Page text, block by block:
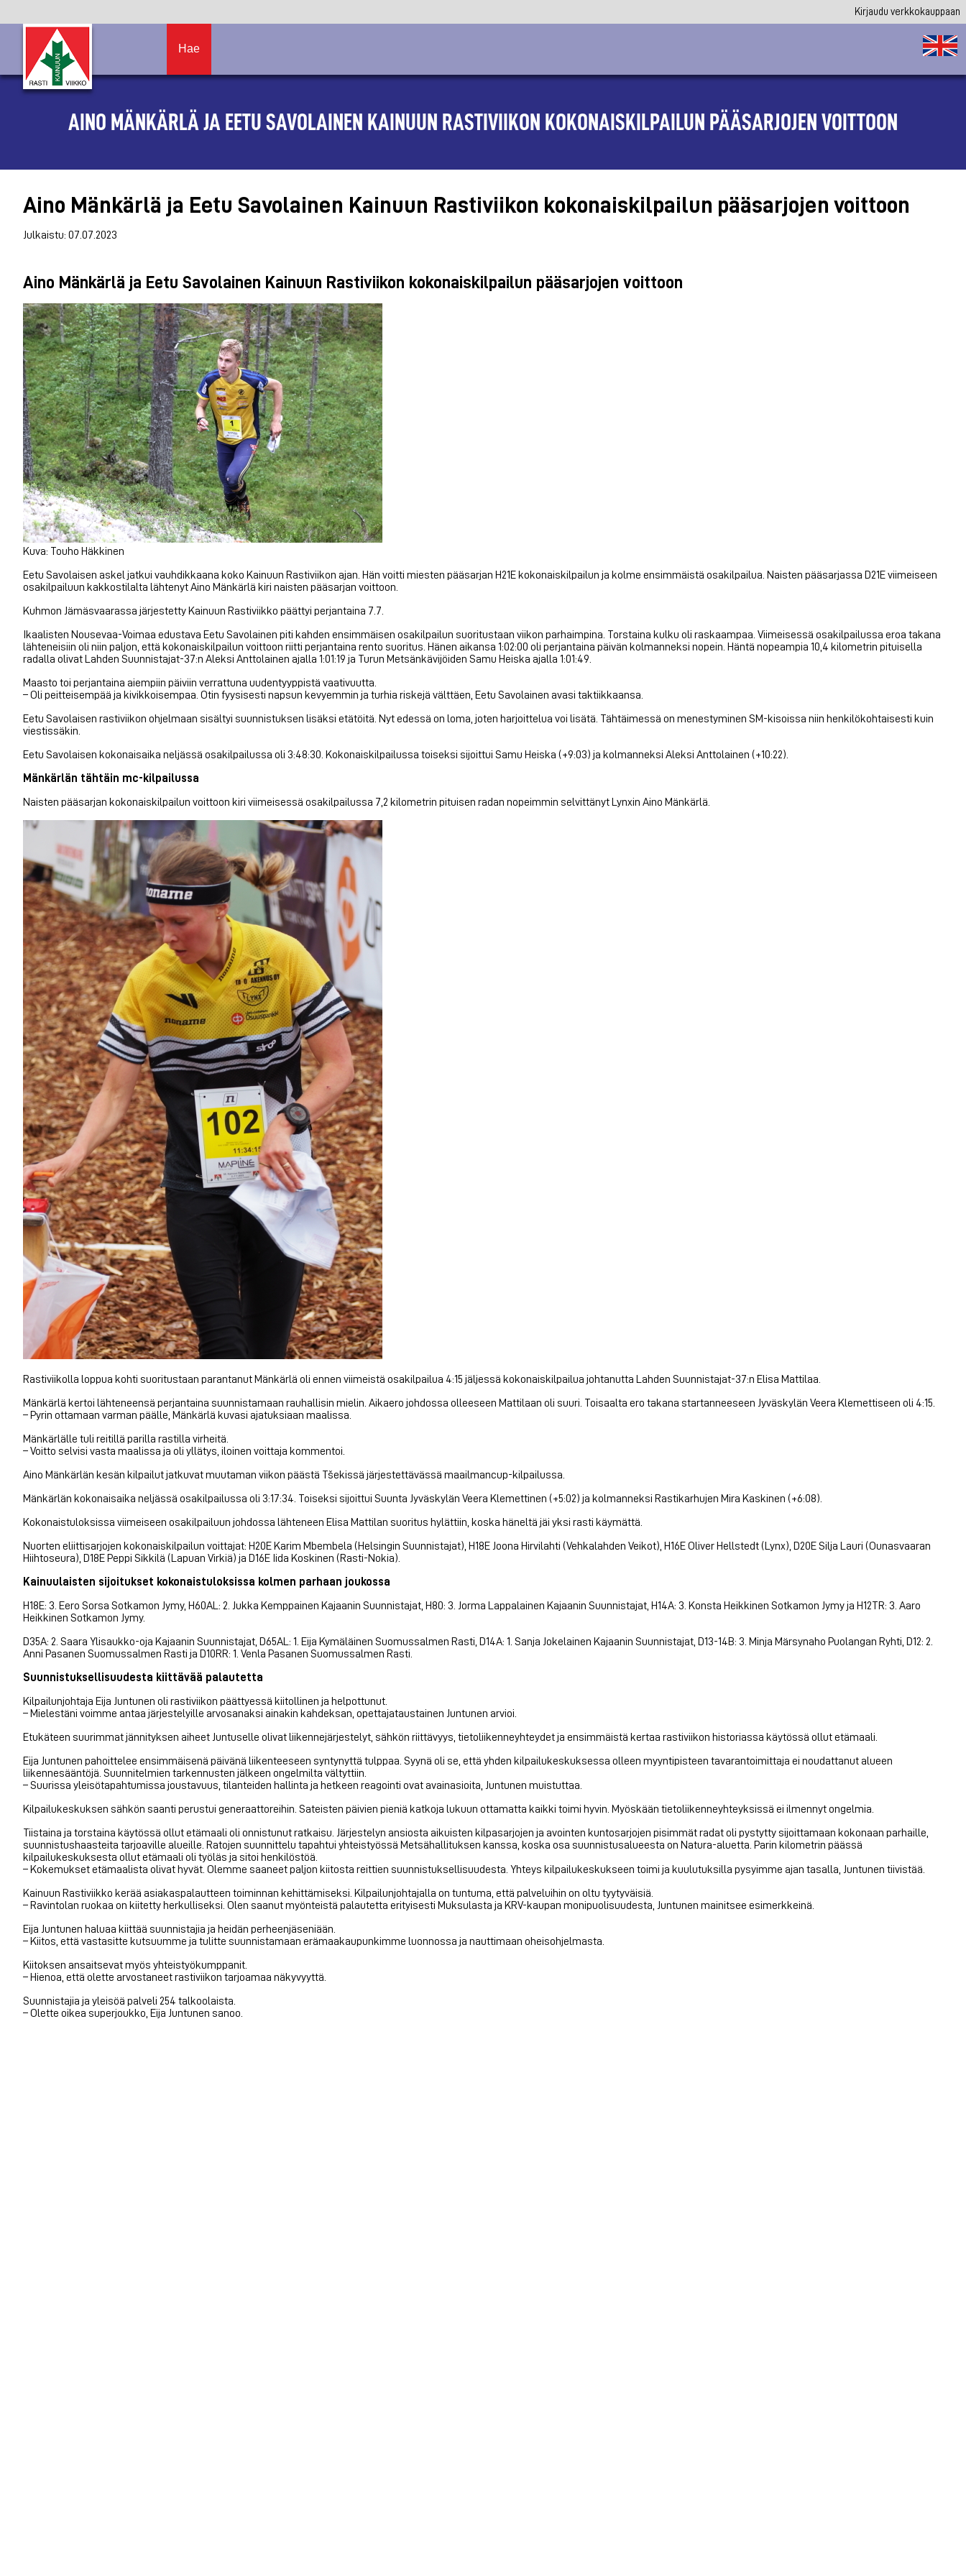
Kirjaudu verkkokauppaan
Hae
AINO MÄNKÄRLÄ JA EETU SAVOLAINEN KAINUUN RASTIVIIKON KOKONAISKILPAILUN PÄÄSARJOJEN VOITTOON
Aino Mänkärlä ja Eetu Savolainen Kainuun Rastiviikon kokonaiskilpailun pääsarjojen voittoon
Julkaistu: 07.07.2023
Aino Mänkärlä ja Eetu Savolainen Kainuun Rastiviikon kokonaiskilpailun pääsarjojen voittoon
Kuva: Touho Häkkinen
Eetu Savolaisen askel jatkui vauhdikkaana koko Kainuun Rastiviikon ajan. Hän voitti miesten pääsarjan H21E kokonaiskilpailun ja kolme ensimmäistä osakilpailua. Naisten pääsarjassa D21E viimeiseen
osakilpailuun kakkostilalta lähtenyt Aino Mänkärlä kiri naisten pääsarjan voittoon.
Kuhmon Jämäsvaarassa järjestetty Kainuun Rastiviikko päättyi perjantaina 7.7.
Ikaalisten Nousevaa-Voimaa edustava Eetu Savolainen piti kahden ensimmäisen osakilpailun suoritustaan viikon parhaimpina. Torstaina kulku oli raskaampaa. Viimeisessä osakilpailussa eroa takana
lähteneisiin oli niin paljon, että kokonaiskilpailun voittoon riitti perjantaina rento suoritus. Hänen aikansa 1:02:00 oli perjantaina päivän kolmanneksi nopein. Häntä nopeampia 10,4 kilometrin pituisella
radalla olivat Lahden Suunnistajat-37:n Aleksi Anttolainen ajalla 1:01:19 ja Turun Metsänkävijöiden Samu Heiska ajalla 1:01:49.
Maasto toi perjantaina aiempiin päiviin verrattuna uudentyyppistä vaativuutta.
– Oli peitteisempää ja kivikkoisempaa. Otin fyysisesti napsun kevyemmin ja turhia riskejä välttäen, Eetu Savolainen avasi taktiikkaansa.
Eetu Savolaisen rastiviikon ohjelmaan sisältyi suunnistuksen lisäksi etätöitä. Nyt edessä on loma, joten harjoittelua voi lisätä. Tähtäimessä on menestyminen SM-kisoissa niin henkilökohtaisesti kuin
viestissäkin.
Eetu Savolaisen kokonaisaika neljässä osakilpailussa oli 3:48:30. Kokonaiskilpailussa toiseksi sijoittui Samu Heiska (+9:03) ja kolmanneksi Aleksi Anttolainen (+10:22).
Mänkärlän tähtäin mc-kilpailussa
Naisten pääsarjan kokonaiskilpailun voittoon kiri viimeisessä osakilpailussa 7,2 kilometrin pituisen radan nopeimmin selvittänyt Lynxin Aino Mänkärlä.
Rastiviikolla loppua kohti suoritustaan parantanut Mänkärlä oli ennen viimeistä osakilpailua 4:15 jäljessä kokonaiskilpailua johtanutta Lahden Suunnistajat-37:n Elisa Mattilaa.
Mänkärlä kertoi lähteneensä perjantaina suunnistamaan rauhallisin mielin. Aikaero johdossa olleeseen Mattilaan oli suuri. Toisaalta ero takana startanneeseen Jyväskylän Veera Klemettiseen oli 4:15.
– Pyrin ottamaan varman päälle, Mänkärlä kuvasi ajatuksiaan maalissa.
Mänkärlälle tuli reitillä parilla rastilla virheitä.
– Voitto selvisi vasta maalissa ja oli yllätys, iloinen voittaja kommentoi.
Aino Mänkärlän kesän kilpailut jatkuvat muutaman viikon päästä Tšekissä järjestettävässä maailmancup-kilpailussa.
Mänkärlän kokonaisaika neljässä osakilpailussa oli 3:17:34. Toiseksi sijoittui Suunta Jyväskylän Veera Klemettinen (+5:02) ja kolmanneksi Rastikarhujen Mira Kaskinen (+6:08).
Kokonaistuloksissa viimeiseen osakilpailuun johdossa lähteneen Elisa Mattilan suoritus hylättiin, koska häneltä jäi yksi rasti käymättä.
Nuorten eliittisarjojen kokonaiskilpailun voittajat: H20E Karim Mbembela (Helsingin Suunnistajat), H18E Joona Hirvilahti (Vehkalahden Veikot), H16E Oliver Hellstedt (Lynx), D20E Silja Lauri (Ounasvaaran
Hiihtoseura), D18E Peppi Sikkilä (Lapuan Virkiä) ja D16E Iida Koskinen (Rasti-Nokia).
Kainuulaisten sijoitukset kokonaistuloksissa kolmen parhaan joukossa
H18E: 3. Eero Sorsa Sotkamon Jymy, H60AL: 2. Jukka Kemppainen Kajaanin Suunnistajat, H80: 3. Jorma Lappalainen Kajaanin Suunnistajat, H14A: 3. Konsta Heikkinen Sotkamon Jymy ja H12TR: 3. Aaro
Heikkinen Sotkamon Jymy.
D35A: 2. Saara Ylisaukko-oja Kajaanin Suunnistajat, D65AL: 1. Eija Kymäläinen Suomussalmen Rasti, D14A: 1. Sanja Jokelainen Kajaanin Suunnistajat, D13-14B: 3. Minja Märsynaho Puolangan Ryhti, D12: 2.
Anni Pasanen Suomussalmen Rasti ja D10RR: 1. Venla Pasanen Suomussalmen Rasti.
Suunnistuksellisuudesta kiittävää palautetta
Kilpailunjohtaja Eija Juntunen oli rastiviikon päättyessä kiitollinen ja helpottunut.
– Mielestäni voimme antaa järjestelyille arvosanaksi ainakin kahdeksan, opettajataustainen Juntunen arvioi.
Etukäteen suurimmat jännityksen aiheet Juntuselle olivat liikennejärjestelyt, sähkön riittävyys, tietoliikenneyhteydet ja ensimmäistä kertaa rastiviikon historiassa käytössä ollut etämaali.
Eija Juntunen pahoittelee ensimmäisenä päivänä liikenteeseen syntynyttä tulppaa. Syynä oli se, että yhden kilpailukeskuksessa olleen myyntipisteen tavarantoimittaja ei noudattanut alueen
liikennesääntöjä. Suunnitelmien tarkennusten jälkeen ongelmilta vältyttiin.
– Suurissa yleisötapahtumissa joustavuus, tilanteiden hallinta ja hetkeen reagointi ovat avainasioita, Juntunen muistuttaa.
Kilpailukeskuksen sähkön saanti perustui generaattoreihin. Sateisten päivien pieniä katkoja lukuun ottamatta kaikki toimi hyvin. Myöskään tietoliikenneyhteyksissä ei ilmennyt ongelmia.
Tiistaina ja torstaina käytössä ollut etämaali oli onnistunut ratkaisu. Järjestelyn ansiosta aikuisten kilpasarjojen ja avointen kuntosarjojen pisimmät radat oli pystytty sijoittamaan kokonaan parhaille,
suunnistushaasteita tarjoaville alueille. Ratojen suunnittelu tapahtui yhteistyössä Metsähallituksen kanssa, koska osa suunnistusalueesta on Natura-aluetta. Parin kilometrin päässä
kilpailukeskuksesta ollut etämaali oli työläs ja sitoi henkilöstöä.
– Kokemukset etämaalista olivat hyvät. Olemme saaneet paljon kiitosta reittien suunnistuksellisuudesta. Yhteys kilpailukeskukseen toimi ja kuulutuksilla pysyimme ajan tasalla, Juntunen tiivistää.
Kainuun Rastiviikko kerää asiakaspalautteen toiminnan kehittämiseksi. Kilpailunjohtajalla on tuntuma, että palveluihin on oltu tyytyväisiä.
– Ravintolan ruokaa on kiitetty herkulliseksi. Olen saanut myönteistä palautetta erityisesti Muksulasta ja KRV-kaupan monipuolisuudesta, Juntunen mainitsee esimerkkeinä.
Eija Juntunen haluaa kiittää suunnistajia ja heidän perheenjäseniään.
– Kiitos, että vastasitte kutsuumme ja tulitte suunnistamaan erämaakaupunkimme luonnossa ja nauttimaan oheisohjelmasta.
Kiitoksen ansaitsevat myös yhteistyökumppanit.
– Hienoa, että olette arvostaneet rastiviikon tarjoamaa näkyvyyttä.
Suunnistajia ja yleisöä palveli 254 talkoolaista.
– Olette oikea superjoukko, Eija Juntunen sanoo.